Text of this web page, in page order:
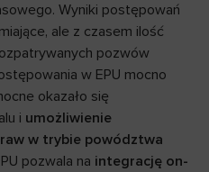
Wyniki postępowań
ale z czasem ilość
pozwów
w EPU mocno
okazało się
i umożliwienie
w trybie powództwa
pozwala na integrację on-